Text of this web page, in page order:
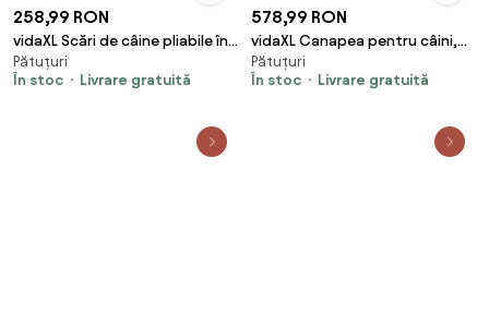
258,99 RON
vidaXL Scări de câine pliabile în
4 trepte, gri închis
Pătuțuri
În stoc
Livrare gratuită
578,99 RON
vidaXL Canapea pentru câini,
cu sertar, maro, 75x50x38 cm,
pluș
Pătuțuri
În stoc
Livrare gratuită